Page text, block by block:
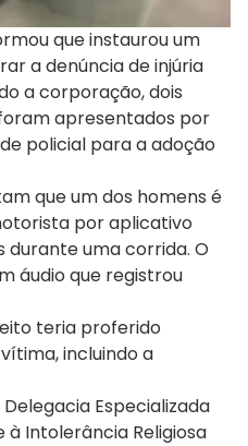
que instaurou um
a denúncia de injúria
a corporação, dois
apresentados por
policial para a adoção
que um dos homens é
por aplicativo
uma corrida. O
áudio que registrou
teria proferido
incluindo a
Especializada
Intolerância Religiosa